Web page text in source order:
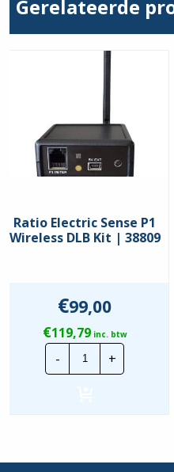
Gerelateerde
Ratio Electric Sense P1
Wireless DLB Kit | 38809
€99,00
€119,79inc. btw
-
Ratio
Electric
Sense
hoeveelheid
+